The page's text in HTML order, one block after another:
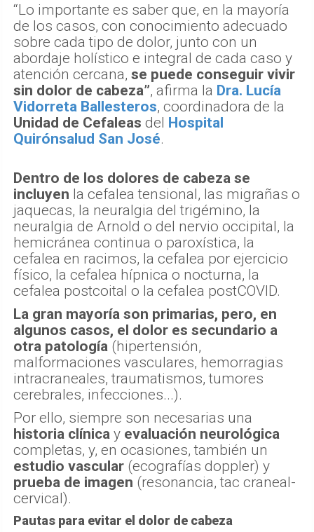
“Lo importante es saber que, en la mayoría
de los casos, con conocimiento adecuado
sobre cada tipo de dolor, junto con un
abordaje holístico e integral de cada caso y
atención cercana, se puede conseguir vivir
sin dolor de cabeza”, afirma la Dra. Lucía
Vidorreta Ballesteros, coordinadora de la
Unidad de Cefaleas del Hospital
Quirónsalud San José.
Dentro de los dolores de cabeza se
incluyen la cefalea tensional, las migrañas o
jaquecas, la neuralgia del trigémino, la
neuralgia de Arnold o del nervio occipital, la
hemicránea continua o paroxística, la
cefalea en racimos, la cefalea por ejercicio
físico, la cefalea hípnica o nocturna, la
cefalea postcoital o la cefalea postCOVID.
La gran mayoría son primarias, pero, en
algunos casos, el dolor es secundario a
otra patología (hipertensión,
malformaciones vasculares, hemorragias
intracraneales, traumatismos, tumores
cerebrales, infecciones...).
Por ello, siempre son necesarias una
historia clínica y evaluación neurológica
completas, y, en ocasiones, también un
estudio vascular (ecografías doppler) y
prueba de imagen (resonancia, tac craneal-
cervical).
Pautas para evitar el dolor de cabeza